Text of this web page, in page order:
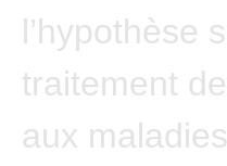
l’hypothèse
traitement
aux